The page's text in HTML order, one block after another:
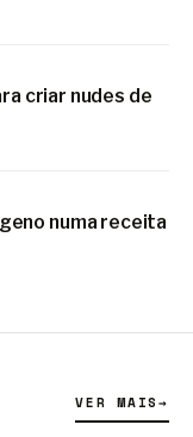
criar nudes de
numa receita
VER MAIS→